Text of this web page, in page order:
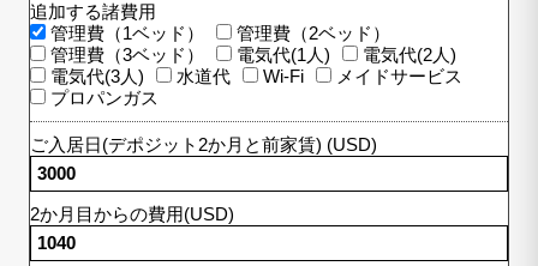
追加する諸費用
管理費（1ベッド）
管理費（2ベッド）
管理費（3ベッド）
電気代(1人)
電気代(2人)
電気代(3人)
水道代 Wi-Fi
メイドサービス
プロパンガス
ご入居日(デポジット2か月と前家賃) (USD)
2か月目からの費用(USD)